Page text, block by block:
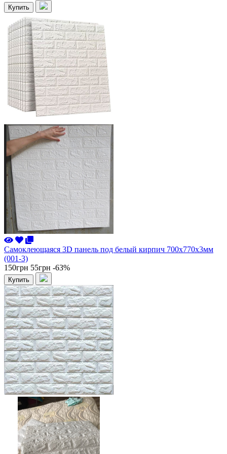
Купить
Самоклеющаяся 3D панель под белый кирпич 700x770x3мм
(001-3)
150грн 55грн -63%
Купить